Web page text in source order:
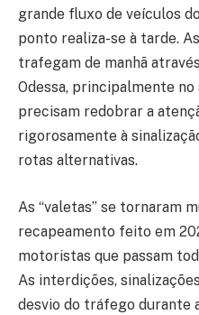
grande fluxo de veículos
ponto realiza-se à tarde.
trafegam de manhã
Odessa, principalmente
precisam redobrar a
rigorosamente à
rotas alternativas.
As “valetas” se tornaram
recapeamento feito em
motoristas que passam
As interdições,
desvio do tráfego durante